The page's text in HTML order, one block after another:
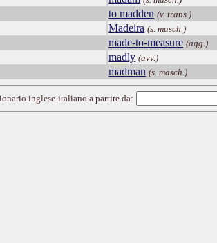
to madden (v. trans.)
Madeira (s. masch.)
made-to-measure (agg.)
madly (avv.)
madman (s. masch.)
inglese-italiano a partire da: